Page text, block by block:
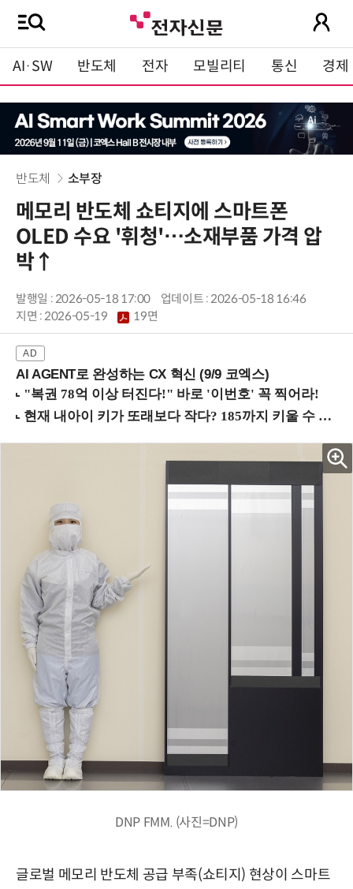
AI·SW 반도체 전자 모빌리티 통신 경제
반도체 소부장
메모리 반도체 쇼티지에 스마트폰
OLED 수요 '휘청'…소재부품 가격 압
박↑
발행일 : 2026-05-18 17:00
업데이트 : 2026-05-18 16:46
지면 :2026-05-19 19면
AI AGENT로 완성하는 CX 혁신 (9/9 코엑스)
DNP FMM. (사진=DNP)
글로벌 메모리 반도체 공급 부족(쇼티지) 현상이 스마트